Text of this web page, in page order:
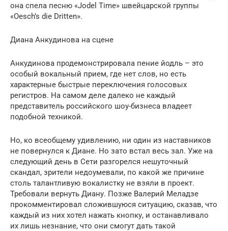
она спела песню «Jodel Time» швейцарской группы
«Oesch’s die Dritten».
Диана Анкудинова на сцене
Анкудинова продемонстрировала пение йодль – это
особый вокальный прием, где нет слов, но есть
характерные быстрые переключения голосовых
регистров. На самом деле далеко не каждый
представитель российского шоу-бизнеса владеет
подобной техникой.
Но, ко всеобщему удивлению, ни один из наставников
не повернулся к Диане. Но зато встал весь зал. Уже на
следующий день в Сети разгорелся нешуточный
скандал, зрители недоумевали, по какой же причине
столь талантливую вокалистку не взяли в проект.
Требовали вернуть Диану. Позже Валерий Меладзе
прокомментировал сложившуюся ситуацию, сказав, что
каждый из них хотел нажать кнопку, и останавливало
их лишь незнание, что они смогут дать такой